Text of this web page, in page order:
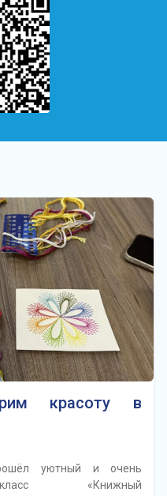
красоту в
уютный и очень
«Книжный